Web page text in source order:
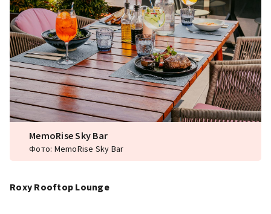
MemoRise Sky Bar
Фото: MemoRise Sky Bar
Roxy Rooftop Lounge